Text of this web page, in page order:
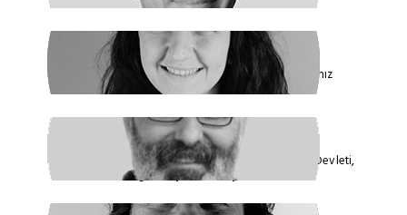
FİDAN ATASELİM
Paketinizle 6284’e Dokunamayacaksınız
VEYSEL AKTAŞ
Faşizmin Yeniden Biçimlenmesi. Kriz Devleti,
Hegemonya ve Türkiye